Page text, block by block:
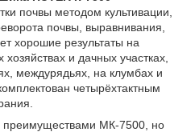
почвы методом культивации,
почвы, выравнивания,
хорошие результаты на
и дачных участках,
междурядьях, на клумбах и
четырёхтактным
преимуществами МК-7500, но